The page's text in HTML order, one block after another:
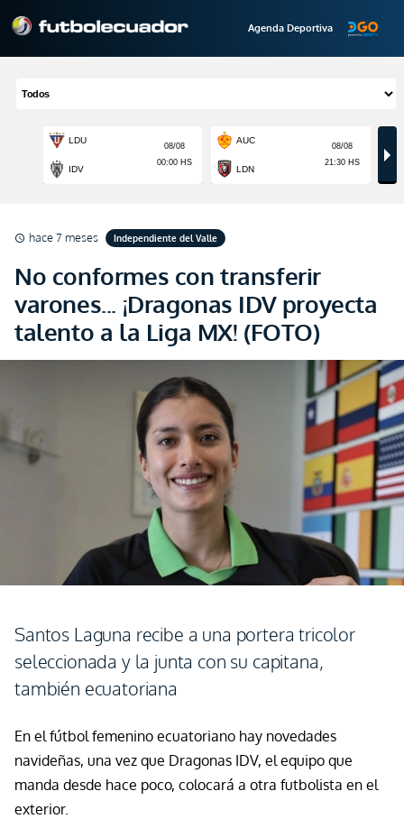
Agenda Deportiva
schedule hace 7 meses Independiente del Valle
No conformes con transferir
varones... ¡Dragonas IDV proyecta
talento a la Liga MX! (FOTO)
Santos Laguna recibe a una portera tricolor
seleccionada y la junta con su capitana,
también ecuatoriana
En el fútbol femenino ecuatoriano hay novedades
navideñas, una vez que Dragonas IDV, el equipo que
manda desde hace poco, colocará a otra futbolista en el
exterior.